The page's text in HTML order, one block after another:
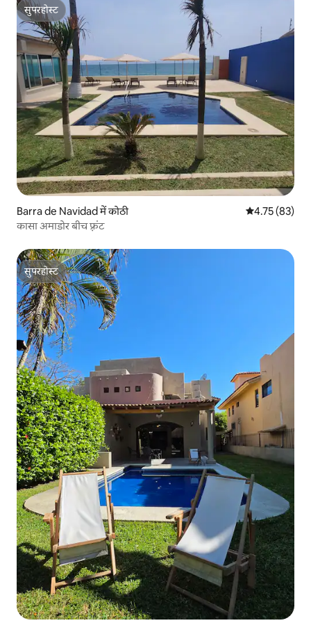
सुपरहोस्ट
सुपरहोस्ट
Barra de Navidad में कोठी औसत रेटिंग 5 में
4.75 (83)
कासा अमाडोर बीच फ़्रंट
सुपरहोस्ट
सुपरहोस्ट